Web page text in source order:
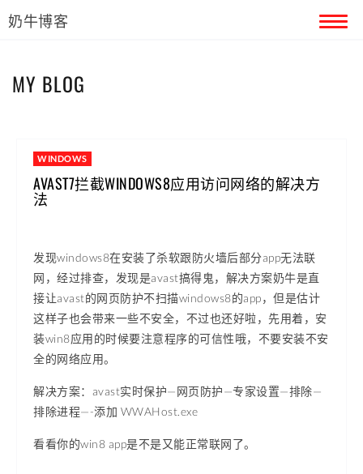
奶牛博客
MY BLOG
WINDOWS
AVAST7拦截WINDOWS8应用访问网络的解决方
法
发现windows8在安装了杀软跟防火墙后部分app无法联
网，经过排查，发现是avast搞得鬼，解决方案奶牛是直
接让avast的网页防护不扫描windows8的app，但是估计
这样子也会带来一些不安全，不过也还好啦，先用着，安
装win8应用的时候要注意程序的可信性哦，不要安装不安
全的网络应用。
解决方案：avast实时保护—网页防护—专家设置—排除—
排除进程—-添加 WWAHost.exe
看看你的win8 app是不是又能正常联网了。